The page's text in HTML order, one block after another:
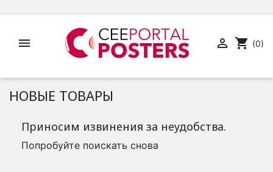
  shopping_cart (0)
НОВЫЕ ТОВАРЫ
Приносим извинения за неудобства.
Попробуйте поискать снова